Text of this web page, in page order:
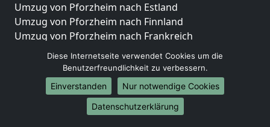
Umzug von Pforzheim nach Estland
Umzug von Pforzheim nach Finnland
Umzug von Pforzheim nach Frankreich
Umzug von Pforzheim nach Griechenland
Umzug von Pforzheim nach Italien
Umzug von Pforzheim nach Liechtenstein
Umzug von Pforzheim nach Luxemburg
Umzug von Pforzheim nach Niederlande
Diese Internetseite verwendet Cookies um die
Benutzerfreundlichkeit zu verbessern.
Einverstanden
Nur notwendige Cookies
Datenschutzerklärung